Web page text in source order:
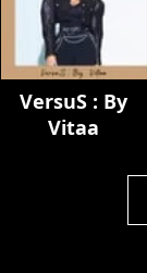
VersuS : By
Vitaa